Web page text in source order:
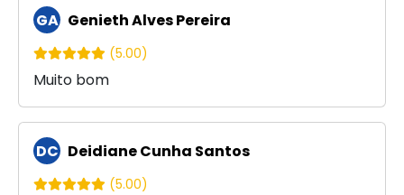
GA Genieth Alves Pereira
(5.00)
Muito bom
DC Deidiane Cunha Santos
(5.00)